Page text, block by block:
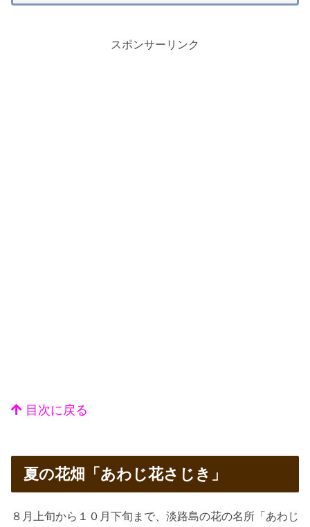
スポンサーリンク
目次に戻る
夏の花畑「あわじ花さじき」
８月上旬から１０月下旬まで、淡路島の花の名所「あわじ